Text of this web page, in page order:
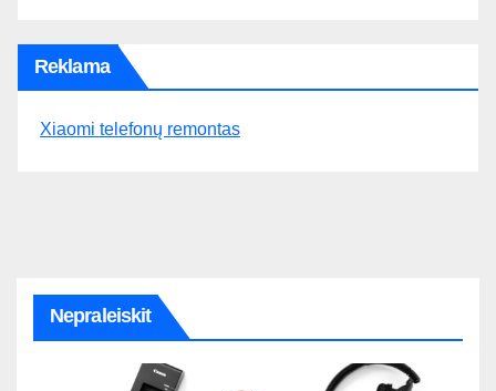
Reklama
Xiaomi telefonų remontas
Nepraleiskit